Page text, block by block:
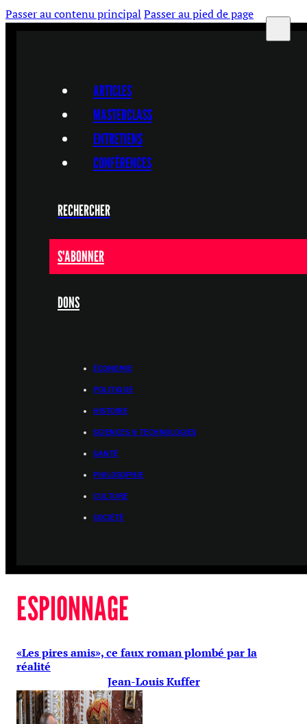
Passer au contenu principal Passer au pied de page
ARTICLES
MASTERCLASS
ENTRETIENS
CONFÉRENCES
RECHERCHER
S'ABONNER
DONS
ÉCONOMIE
POLITIQUE
HISTOIRE
SCIENCES & TECHNOLOGIES
SANTÉ
PHILOSOPHIE
CULTURE
SOCIÉTÉ
ESPIONNAGE
«Les pires amis», ce faux roman plombé par la
réalité
Jean-Louis Kuffer